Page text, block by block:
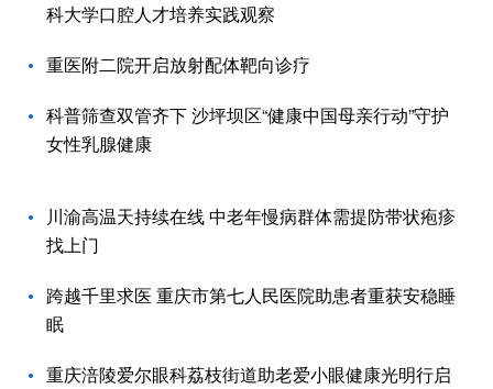
科大学口腔人才培养实践观察
重医附二院开启放射配体靶向诊疗
科普筛查双管齐下 沙坪坝区“健康中国母亲行动”守护
女性乳腺健康
川渝高温天持续在线 中老年慢病群体需提防带状疱疹
找上门
跨越千里求医 重庆市第七人民医院助患者重获安稳睡
眠
重庆涪陵爱尔眼科荔枝街道助老爱小眼健康光明行启